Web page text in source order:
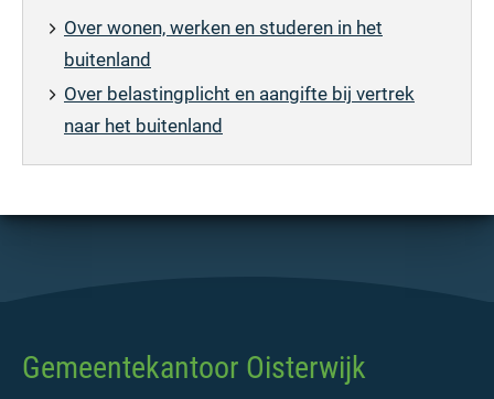
Over wonen, werken en studeren in het
buitenland
Over belastingplicht en aangifte bij vertrek
naar het buitenland
Gemeentekantoor Oisterwijk